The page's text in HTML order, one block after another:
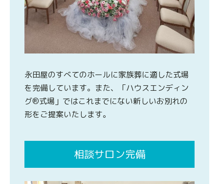
永田屋のすべてのホールに家族葬に適した式場
を完備しています。また、「ハウスエンディン
グ®式場」ではこれまでにない新しいお別れの
形をご提案いたします。
相談サロン完備